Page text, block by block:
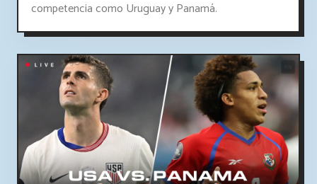
competencia como Uruguay y Panamá.